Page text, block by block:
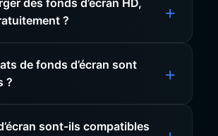
des fonds d’écran HD,
?
de fonds d’écran sont
?
sont-ils compatibles